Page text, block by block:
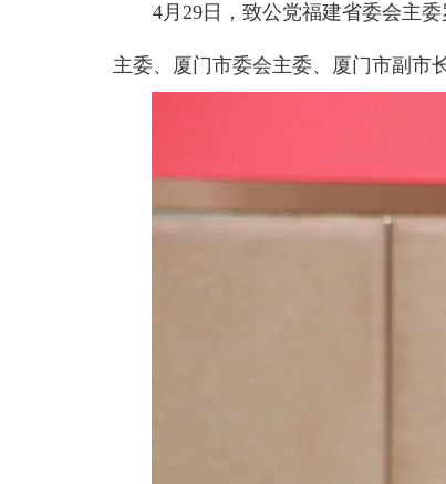
4月29日，致公党福建省委会主
主委、厦门市委会主委、厦门市副市